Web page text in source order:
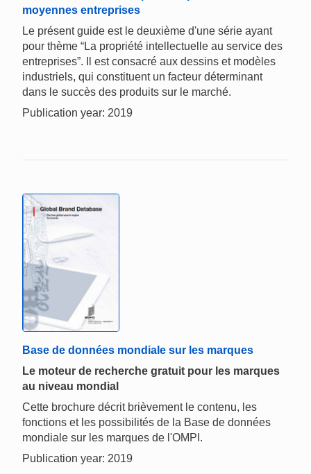
moyennes entreprises
Le présent guide est le deuxième d'une série ayant
pour thème “La propriété intellectuelle au service des
entreprises”. Il est consacré aux dessins et modèles
industriels, qui constituent un facteur déterminant
dans le succès des produits sur le marché.
Publication year: 2019
Base de données mondiale sur les marques
Le moteur de recherche gratuit pour les marques
au niveau mondial
Cette brochure décrit brièvement le contenu, les
fonctions et les possibilités de la Base de données
mondiale sur les marques de l'OMPI.
Publication year: 2019